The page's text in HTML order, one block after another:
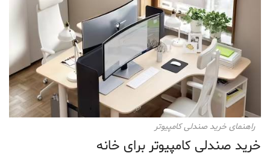
راهنمای خرید صندلی کامپیوتر
خرید صندلی کامپیوتر برای خانه